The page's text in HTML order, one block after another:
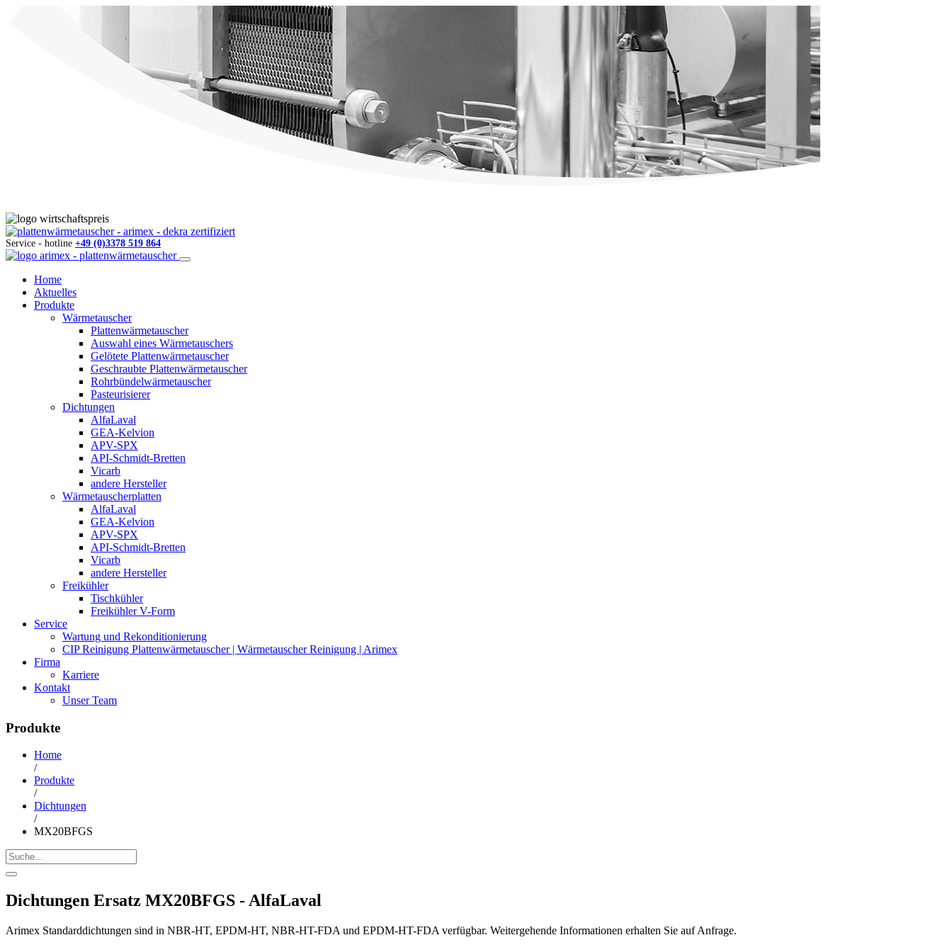
Service - hotline +49 (0)3378 519 864
Home
Aktuelles
Produkte
Wärmetauscher
Plattenwärmetauscher
Auswahl eines Wärmetauschers
Gelötete Plattenwärmetauscher
Geschraubte Plattenwärmetauscher
Rohrbündelwärmetauscher
Pasteurisierer
Dichtungen
AlfaLaval
GEA-Kelvion
APV-SPX
API-Schmidt-Bretten
Vicarb
andere Hersteller
Wärmetauscherplatten
AlfaLaval
GEA-Kelvion
APV-SPX
API-Schmidt-Bretten
Vicarb
andere Hersteller
Freikühler
Tischkühler
Freikühler V-Form
Service
Wartung und Rekonditionierung
CIP Reinigung Plattenwärmetauscher | Wärmetauscher Reinigung | Arimex
Firma
Karriere
Kontakt
Unser Team
Produkte
Home
/
Produkte
/
Dichtungen
/
MX20BFGS
Dichtungen Ersatz MX20BFGS - AlfaLaval
Arimex Standarddichtungen sind in NBR-HT, EPDM-HT, NBR-HT-FDA und EPDM-HT-FDA verfügbar. Weitergehende Informationen erhalten Sie auf Anfrage.